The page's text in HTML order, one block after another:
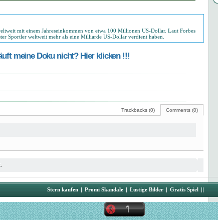
mit einem Jahreseinkommen von etwa 100 Millionen US-Dollar. Laut Forbes
Sportler weltweit mehr als eine Milliarde US-Dollar verdient haben.
meine Doku nicht? Hier klicken !!!
Comments (0)
Trackbacks (0)
Stern kaufen | Promi Skandale | Lustige Bilder | Gratis Spiel ||